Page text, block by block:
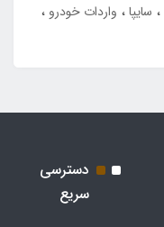
سایپا
واردات خودرو
دسترسی
سریع